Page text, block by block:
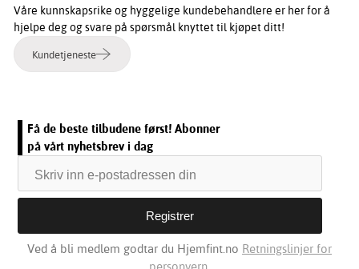
Våre kunnskapsrike og hyggelige kundebehandlere er her for å
hjelpe deg og svare på spørsmål knyttet til kjøpet ditt!
Kundetjeneste
Få de beste tilbudene først! Abonner
på vårt nyhetsbrev i dag
Ved å bli medlem godtar du Hjemfint.no Retningslinjer for